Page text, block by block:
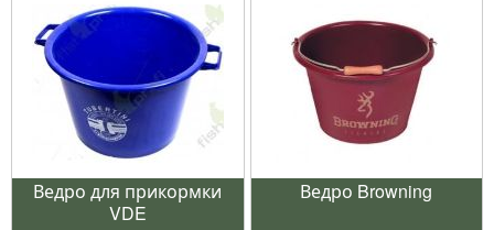
Ведро для прикормки
VDE
Ведро Browning